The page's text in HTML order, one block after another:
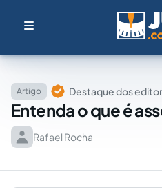
Artigo Destaque dos
Entenda o que é
Rafael Rocha